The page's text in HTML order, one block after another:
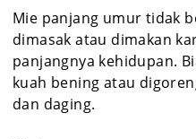
Mie panjang umur tidak
dimasak atau dimakan
panjangnya kehidupan.
kuah bening atau
dan daging.